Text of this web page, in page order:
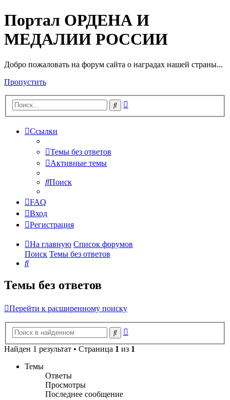
Портал ОРДЕНА И
МЕДАЛИИ РОССИИ
Добро пожаловать на форум сайта о наградах нашей страны...
Пропустить
Поиск
Ссылки
Темы без ответов
Активные темы
Поиск
FAQ
Вход
Регистрация
На главную Список форумов
Поиск Темы без ответов
Поиск
Темы без ответов
Перейти к расширенному поиску
Поиск
Найден 1 результат • Страница 1 из 1
Темы
Ответы
Просмотры
Последнее сообщение